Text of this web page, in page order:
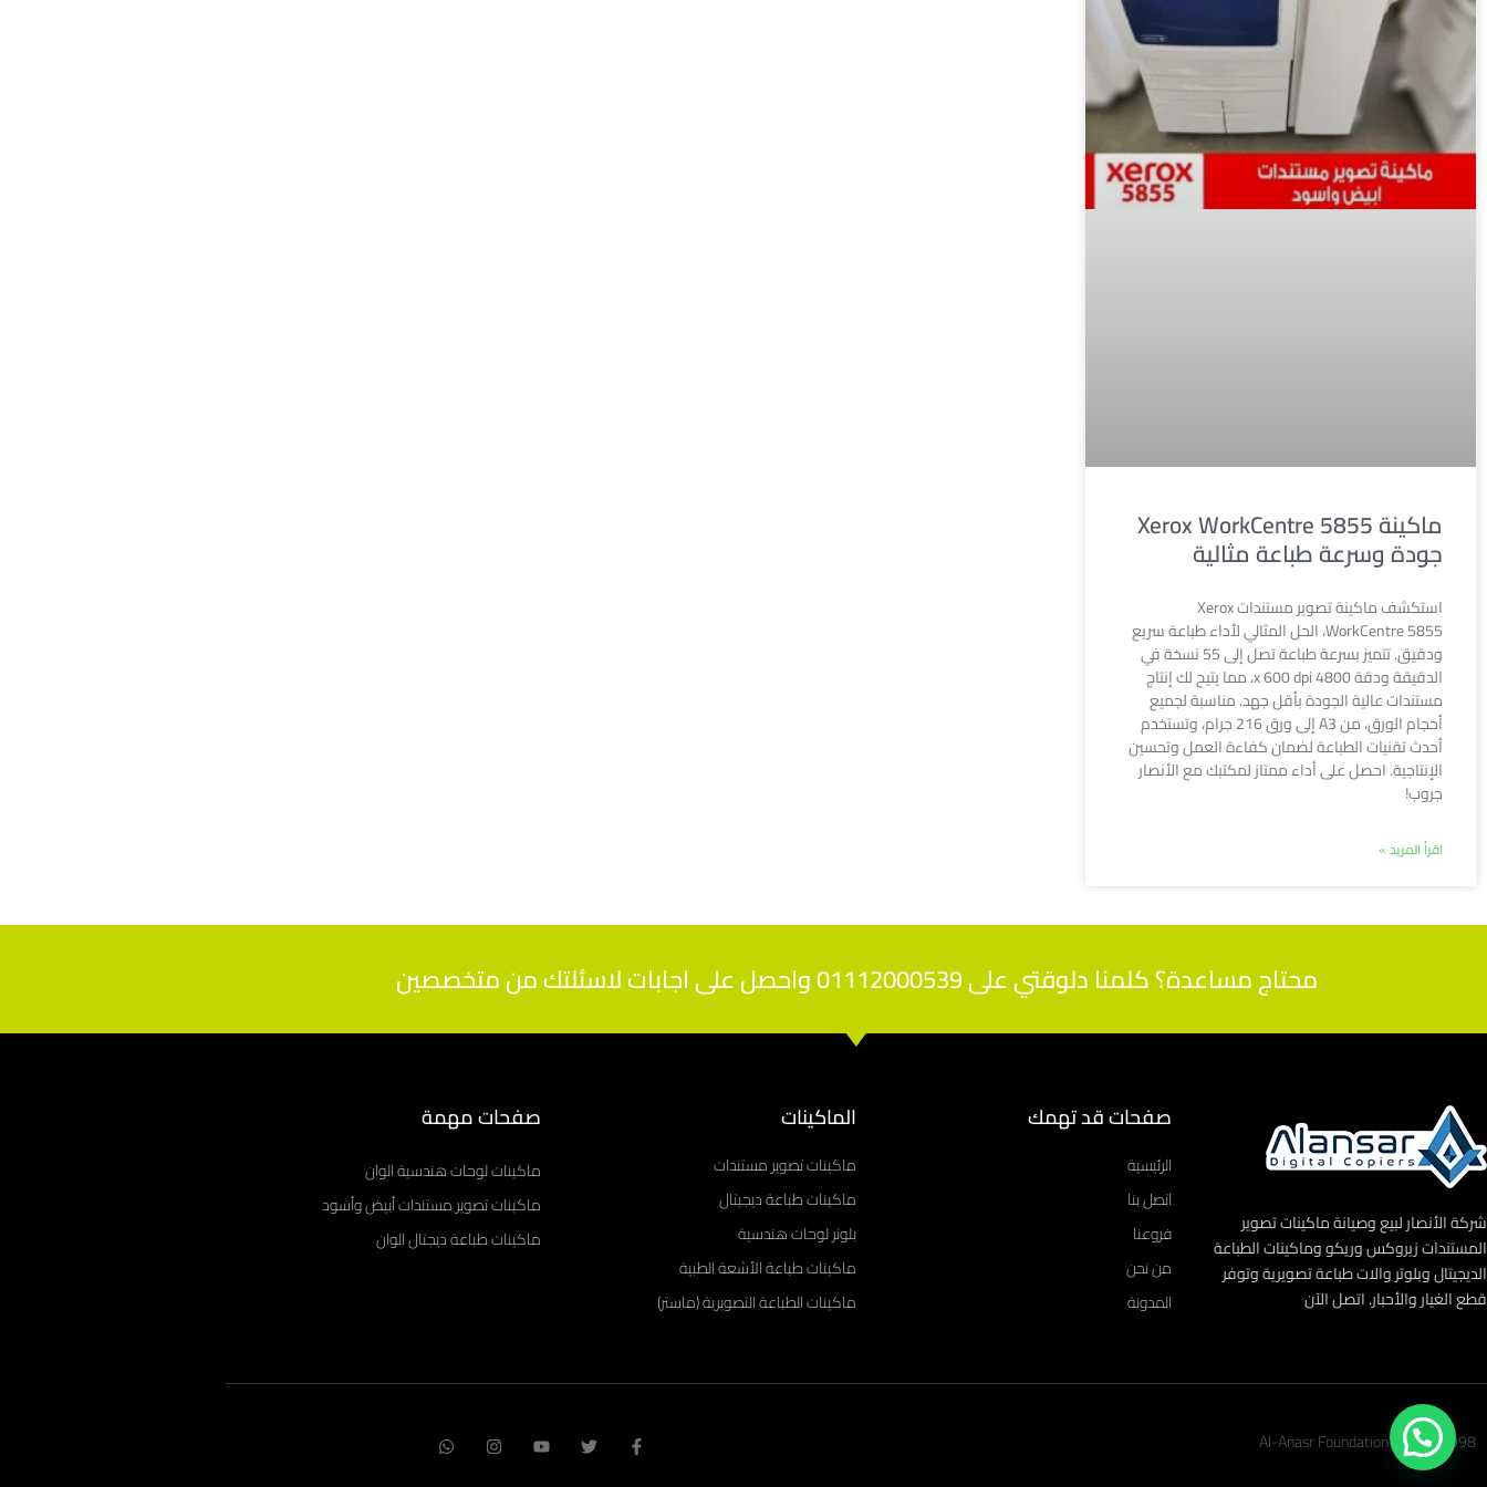
ماكينة Xerox WorkCentre 5855
جودة وسرعة طباعة مثالية
استكشف ماكينة تصوير مستندات Xerox
WorkCentre 5855، الحل المثالي لأداء طباعة سريع
ودقيق. تتميز بسرعة طباعة تصل إلى 55 نسخة في
الدقيقة ودقة 4800 x 600 dpi، مما يتيح لك إنتاج
مستندات عالية الجودة بأقل جهد. مناسبة لجميع
أحجام الورق، من A3 إلى ورق 216 جرام، وتستخدم
أحدث تقنيات الطباعة لضمان كفاءة العمل وتحسين
الإنتاجية. احصل على أداء ممتاز لمكتبك مع الأنصار
جروب!
اقرأ المزيد »
محتاج مساعدة؟ كلمنا دلوقتي على 01112000539 واحصل على اجابات لاسئلتك من متخصصين
شركة الأنصار لبيع وصيانة ماكينات تصوير
المستندات زيروكس وريكو وماكينات الطباعة
الديجيتال وبلوتر والات طباعة تصويرية وتوفر
قطع الغيار والأحبار. اتصل الآن
صفحات قد تهمك
الرئيسية
اتصل بنا
فروعنا
من نحن
المدونة
الماكينات
ماكينات تصوير مستندات
ماكينات طباعة ديجيتال
بلوتر لوحات هندسية
ماكينات طباعة الأشعة الطبية
ماكينات الطباعة التصويرية (ماستر)
صفحات مهمة
ماكينات لوحات هندسية الوان
ماكينات تصوير مستندات أبيض وأسود
ماكينات طباعة ديجتال الوان
1998 - 2023 Al-Anasr Foundation
F
a
T
w
Y
o
I
n
W
h